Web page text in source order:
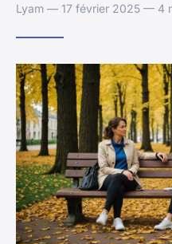
Lyam — 17 février 2025 — 4